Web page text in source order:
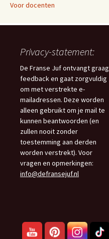
Voor docenten
Privacy-statement:
De Franse Juf ontvangt graag
feedback en gaat zorgvuldig
om met verstrekte e-
mailadressen. Deze worden
alleen gebruikt om je mail te
kunnen beantwoorden (en
zullen nooit zonder
toestemming aan derden
worden verstrekt). Voor
vragen en opmerkingen:
info@defransejuf.nl